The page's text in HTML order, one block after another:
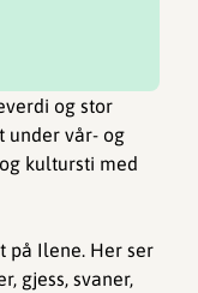
og stor
under vår- og
kultursti med
på Ilene. Her ser
gjess, svaner,